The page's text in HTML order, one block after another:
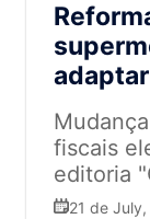
fiscais
editoria
Certo"
21 de